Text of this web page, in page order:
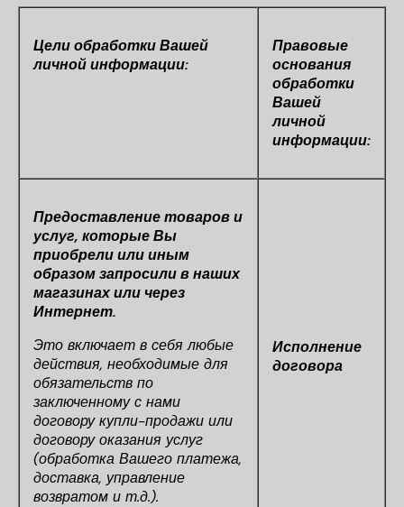
Цели обработки Вашей
личной информации:
Правовые
основания
обработки
Вашей
личной
информации:
Предоставление товаров и
услуг, которые Вы
приобрели или иным
образом запросили в наших
магазинах или через
Интернет.
Это включает в себя любые
действия, необходимые для
обязательств по
заключенному с нами
договору купли-продажи или
договору оказания услуг
(обработка Вашего платежа,
доставка, управление
возвратом и т.д.).
Исполнение
договора